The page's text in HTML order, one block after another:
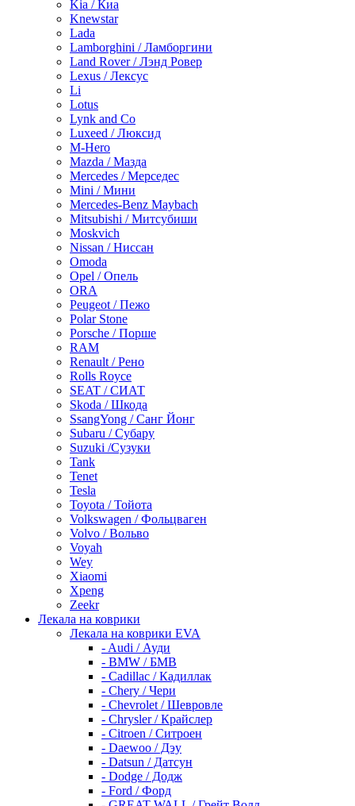
Kia / Киа
Knewstar
Lada
Lamborghini / Ламборгини
Land Rover / Лэнд Ровер
Lexus / Лексус
Li
Lotus
Lynk and Co
Luxeed / Люксид
M-Hero
Mazda / Мазда
Mercedes / Мерседес
Mini / Мини
Mercedes-Benz Maybach
Mitsubishi / Митсубиши
Moskvich
Nissan / Ниссан
Omoda
Opel / Опель
ORA
Peugeot / Пежо
Polar Stone
Porsche / Порше
RAM
Renault / Рено
Rolls Royce
SEAT / СИАТ
Skoda / Шкода
SsangYong / Санг Йонг
Subaru / Субару
Suzuki /Сузуки
Tank
Tenet
Tesla
Toyota / Тойота
Volkswagen / Фольцваген
Volvo / Вольво
Voyah
Wey
Xiaomi
Xpeng
Zeekr
Лекала на коврики
Лекала на коврики EVA
- Audi / Ауди
- BMW / БМВ
- Cadillac / Кадиллак
- Chery / Чери
- Chevrolet / Шевровле
- Chrysler / Крайслер
- Citroen / Ситроен
- Daewoo / Дэу
- Datsun / Датсун
- Dodge / Додж
- Ford / Форд